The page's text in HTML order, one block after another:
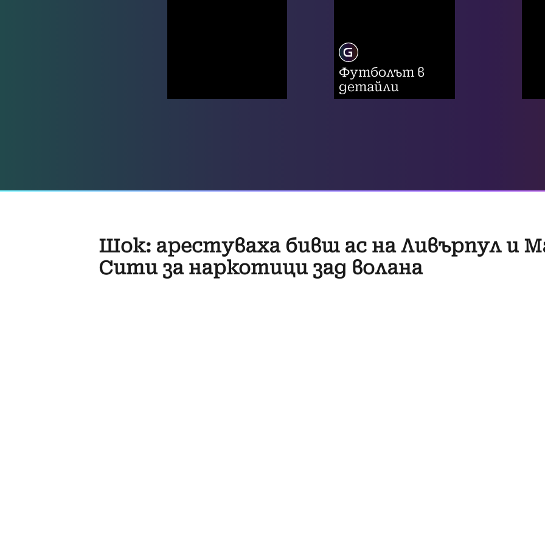
Футболът в
детайли
Шок: арестуваха бивш ас на Ливърпул и
Сити за наркотици зад волана